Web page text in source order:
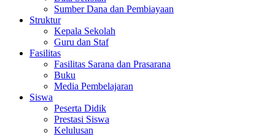
Sumber Dana dan Pembiayaan
Struktur
Kepala Sekolah
Guru dan Staf
Fasilitas
Fasilitas Sarana dan Prasarana
Buku
Media Pembelajaran
Siswa
Peserta Didik
Prestasi Siswa
Kelulusan